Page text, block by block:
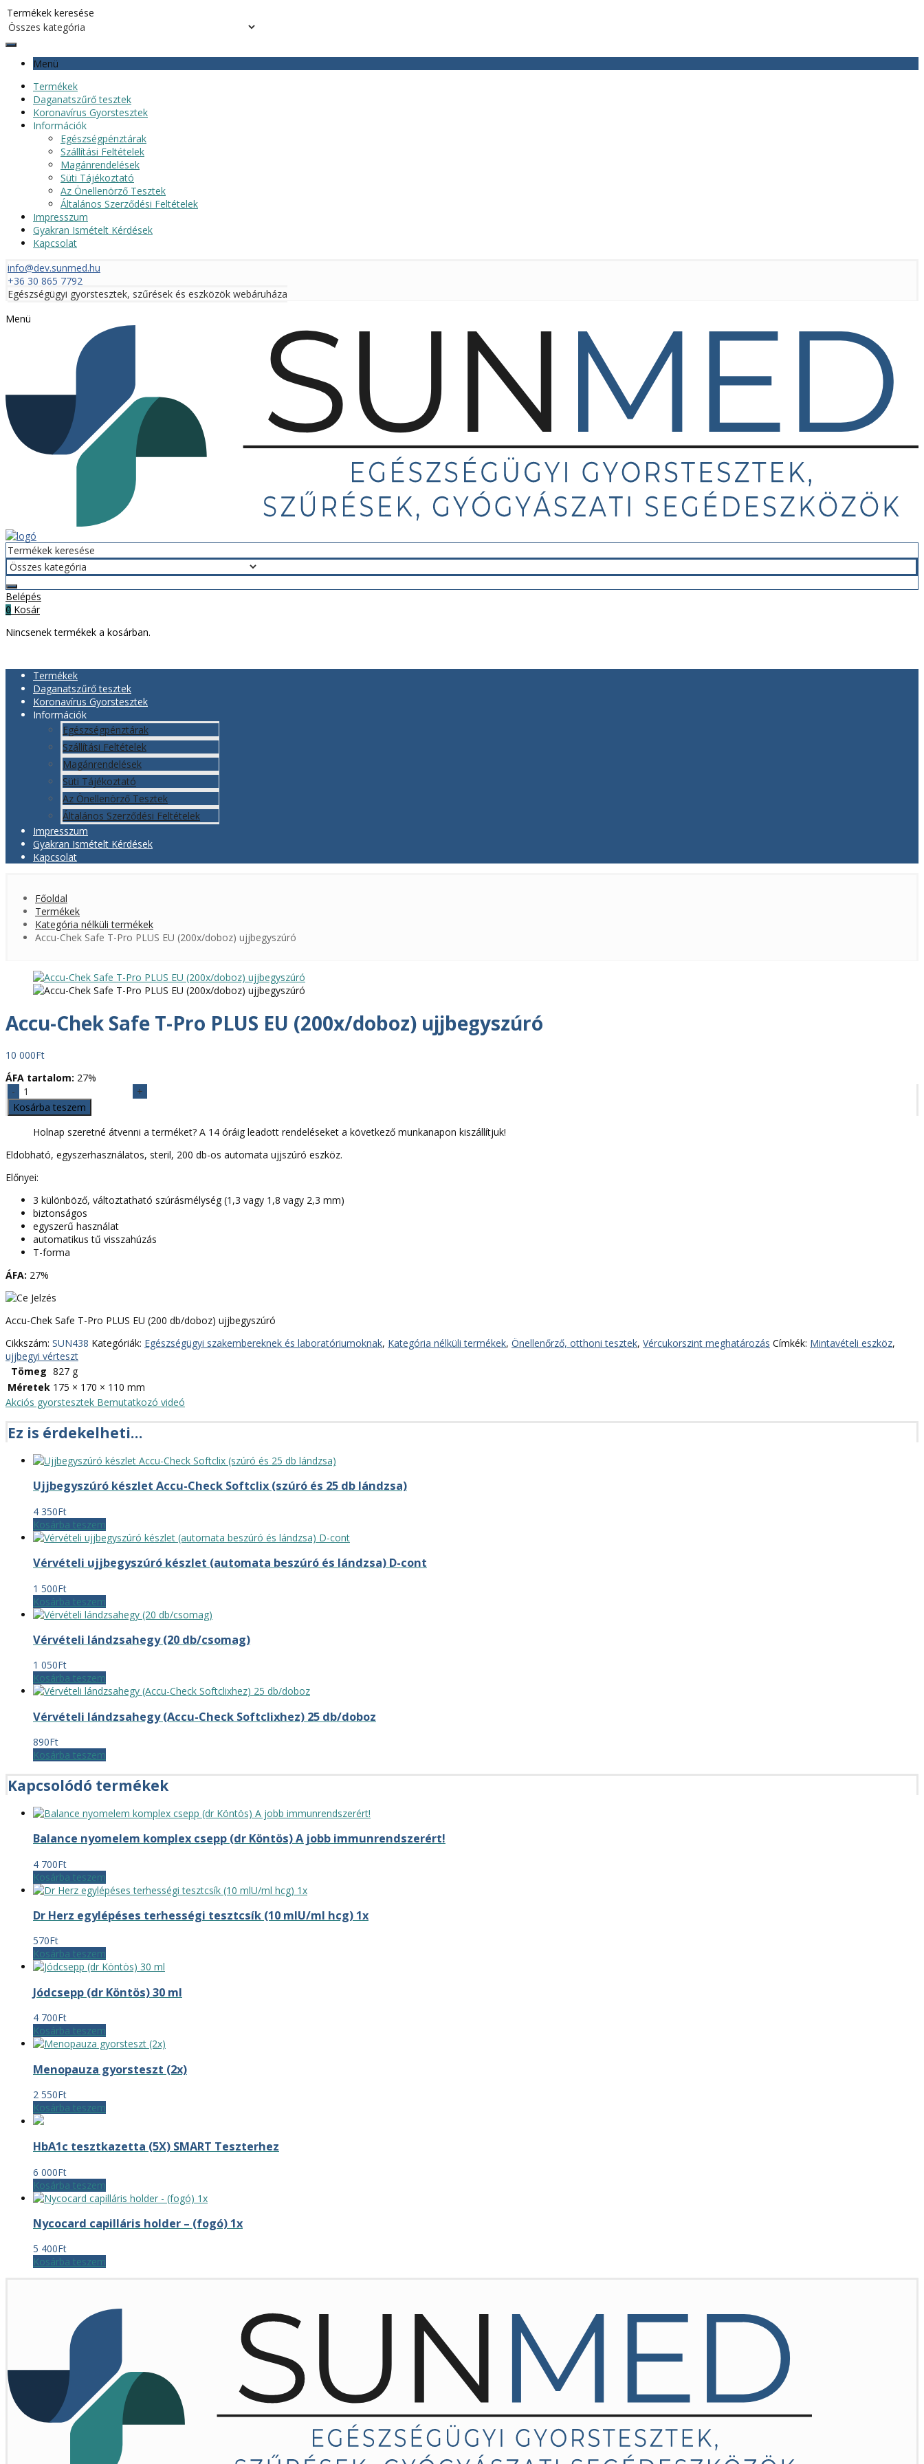
Menü
Termékek
Daganatszűrő tesztek
Koronavírus Gyorstesztek
Információk
Egészségpénztárak
Szállítási Feltételek
Magánrendelések
Süti Tájékoztató
Az Önellenörző Tesztek
Általános Szerződési Feltételek
Impresszum
Gyakran Ismételt Kérdések
Kapcsolat
info@dev.sunmed.hu
+36 30 865 7792
Egészségügyi gyorstesztek, szűrések és eszközök webáruháza
Menü
Belépés
0 Kosár
Nincsenek termékek a kosárban.
Termékek
Daganatszűrő tesztek
Koronavírus Gyorstesztek
Információk
Egészségpénztárak
Szállítási Feltételek
Magánrendelések
Süti Tájékoztató
Az Önellenörző Tesztek
Általános Szerződési Feltételek
Impresszum
Gyakran Ismételt Kérdések
Kapcsolat
Főoldal
Termékek
Kategória nélküli termékek
Accu-Chek Safe T-Pro PLUS EU (200x/doboz) ujjbegyszúró
Accu-Chek Safe T-Pro PLUS EU (200x/doboz) ujjbegyszúró
10 000Ft
ÁFA tartalom: 27%
Accu-
Chek
Safe
PLUS
(200x/doboz)
ujjbegyszúró
mennyiség
Kosárba teszem
Holnap szeretné átvenni a terméket? A 14 óráig leadott rendeléseket a következő munkanapon kiszállítjuk!
Eldobható, egyszerhasználatos, steril, 200 db-os automata ujjszúró eszköz.
Előnyei:
3 különböző, változtatható szúrásmélység (1,3 vagy 1,8 vagy 2,3 mm)
biztonságos
egyszerű használat
automatikus tű visszahúzás
T-forma
ÁFA: 27%
Accu-Chek Safe T-Pro PLUS EU (200 db/doboz) ujjbegyszúró
Cikkszám: SUN438 Kategóriák: Egészségügyi szakembereknek és laboratóriumoknak, Kategória nélküli termékek, Önellenőrző, otthoni tesztek, Vércukorszint meghatározás Címkék: Mintavételi eszköz,
ujjbegyi vérteszt
Tömeg 827 g
Méretek 175 × 170 × 110 mm
Akciós gyorstesztek Bemutatkozó videó
Ez is érdekelheti…
Ujjbegyszúró készlet Accu-Check Softclix (szúró és 25 db lándzsa)
4 350Ft
Kosárba teszem
Vérvételi ujjbegyszúró készlet (automata beszúró és lándzsa) D-cont
1 500Ft
Kosárba teszem
Vérvételi lándzsahegy (20 db/csomag)
1 050Ft
Kosárba teszem
Vérvételi lándzsahegy (Accu-Check Softclixhez) 25 db/doboz
890Ft
Kosárba teszem
Kapcsolódó termékek
Balance nyomelem komplex csepp (dr Köntös) A jobb immunrendszerért!
4 700Ft
Kosárba teszem
Dr Herz egylépéses terhességi tesztcsík (10 mlU/ml hcg) 1x
570Ft
Kosárba teszem
Jódcsepp (dr Köntös) 30 ml
4 700Ft
Kosárba teszem
Menopauza gyorsteszt (2x)
2 550Ft
Kosárba teszem
HbA1c tesztkazetta (5X) SMART Teszterhez
6 000Ft
Kosárba teszem
Nycocard capilláris holder – (fogó) 1x
5 400Ft
Kosárba teszem